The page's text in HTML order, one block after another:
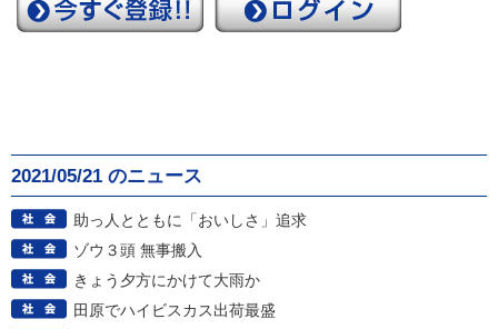
2021/05/21 のニュース
助っ人とともに「おいしさ」追求
ゾウ３頭 無事搬入
きょう夕方にかけて大雨か
田原でハイビスカス出荷最盛